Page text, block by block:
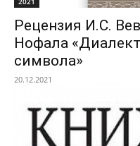
Рецензия И.С.
Нофала
символа»
20.12.2021